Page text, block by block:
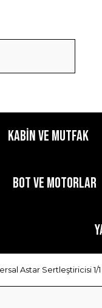
KABİN ve MUTFAK
BOT ve MOTORLAR
Astar Sertleştiricisi 1/1